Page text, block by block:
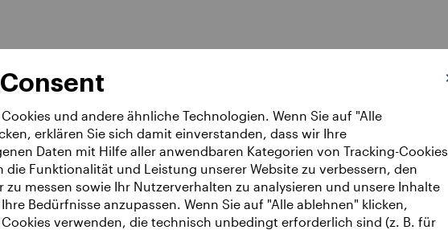
und andere ähnliche Technologien. Wenn Sie auf "Alle
erklären Sie sich damit einverstanden, dass wir Ihre
Daten mit Hilfe aller anwendbaren Kategorien von Tracking-Cookies
die Funktionalität und Leistung unserer Website zu verbessern, den
zu messen sowie Ihr Nutzerverhalten zu analysieren und unsere Inhalte
Bedürfnisse anzupassen. Wenn Sie auf "Alle ablehnen" klicken,
verwenden, die technisch unbedingt erforderlich sind (z. B. für